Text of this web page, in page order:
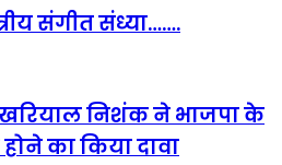
संगीत संध्या…….
निशंक ने भाजपा के
का किया दावा